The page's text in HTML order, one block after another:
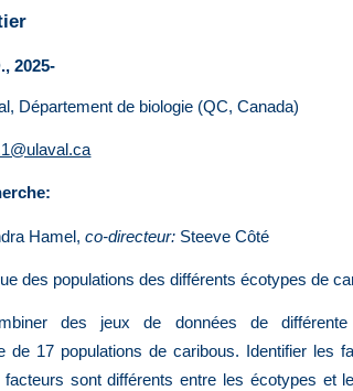
2025-
Département de biologie (QC, Canada)
Hamel,co-directeur: Steeve Côté
des populations des différents écotypes de
des jeux de données de
de 17 populations de caribous. Identifier les
sont différents entre les écotypes et